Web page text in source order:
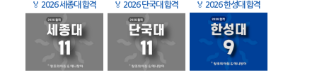
🏅 2026 세종대 합격 🏅 2026 단국대 합격 🏅 2026 한성대 합격